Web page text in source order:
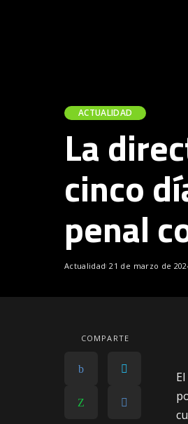
ACTUALIDAD
La
cinco
penal
Actualidad 21 de marzo de
COMPARTE